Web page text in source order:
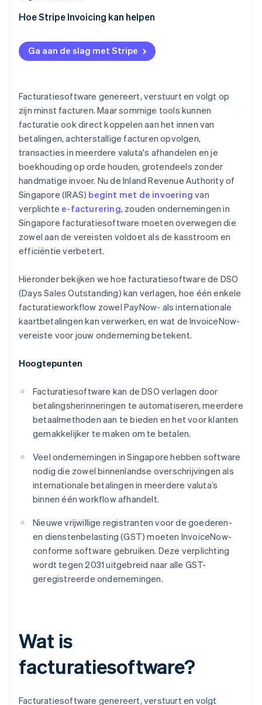
Hoe Stripe Invoicing kan helpen
Ga aan de slag met Stripe
Facturatiesoftware genereert, verstuurt en volgt op
zijn minst facturen. Maar sommige tools kunnen
facturatie ook direct koppelen aan het innen van
betalingen, achterstallige facturen opvolgen,
transacties in meerdere valuta's afhandelen en je
boekhouding op orde houden, grotendeels zonder
handmatige invoer. Nu de Inland Revenue Authority of
Singapore (IRAS) begint met de invoering van
verplichte e-facturering, zouden ondernemingen in
Singapore facturatiesoftware moeten overwegen die
zowel aan de vereisten voldoet als de kasstroom en
efficiëntie verbetert.
Hieronder bekijken we hoe facturatiesoftware de DSO
(Days Sales Outstanding) kan verlagen, hoe één enkele
facturatieworkflow zowel PayNow- als internationale
kaartbetalingen kan verwerken, en wat de InvoiceNow-
vereiste voor jouw onderneming betekent.
Hoogtepunten
Facturatiesoftware kan de DSO verlagen door
betalingsherinneringen te automatiseren, meerdere
betaalmethoden aan te bieden en het voor klanten
gemakkelijker te maken om te betalen.
Veel ondernemingen in Singapore hebben software
nodig die zowel binnenlandse overschrijvingen als
internationale betalingen in meerdere valuta’s
binnen één workflow afhandelt.
Nieuwe vrijwillige registranten voor de goederen-
en dienstenbelasting (GST) moeten InvoiceNow-
conforme software gebruiken. Deze verplichting
wordt tegen 2031 uitgebreid naar alle GST-
geregistreerde ondernemingen.
Wat is
facturatiesoftware?
Facturatiesoftware genereert, verstuurt en volgt